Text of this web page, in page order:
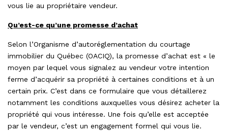
vous lie au propriétaire vendeur.
Qu’est-ce qu’une promesse d’achat
Selon l’Organisme d’autoréglementation du courtage
immobilier du Québec (OACIQ), la promesse d’achat est « le
moyen par lequel vous signalez au vendeur votre intention
ferme d’acquérir sa propriété à certaines conditions et à un
certain prix. C’est dans ce formulaire que vous détaillerez
notamment les conditions auxquelles vous désirez acheter la
propriété qui vous intéresse. Une fois qu’elle est acceptée
par le vendeur, c’est un engagement formel qui vous lie.